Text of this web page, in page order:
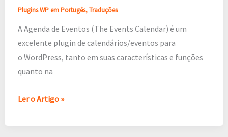
Plugins WP em Portugês,Traduções
A Agenda de Eventos (The Events Calendar) é um
excelente plugin de calendários/eventos para
o WordPress, tanto em suas características e funções
quanto na
WordPress
da
Modern
Tribe
em
Brasileiro
Ler o Artigo »